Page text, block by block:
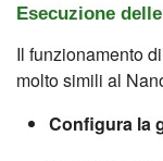
Esecuzione
Il funzionamento
molto simili al
Configura la